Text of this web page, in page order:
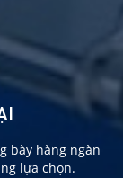
bày hàng ngàn
lựa chọn.